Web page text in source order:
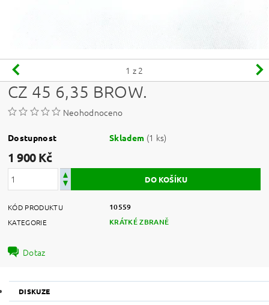
1 z 2
CZ 45 6,35 BROW.
Neohodnoceno
Dostupnost Skladem (1 ks)
1 900 Kč
KÓD PRODUKTU 10559
KATEGORIE KRÁTKÉ ZBRANĚ
Dotaz
DISKUZE